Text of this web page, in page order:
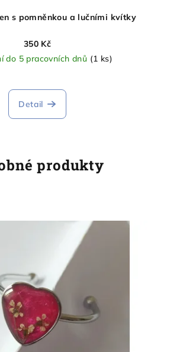
s pomněnkou a lučními kvítky
350 Kč
do 5 pracovních dnů (1 ks)
Detail
produkty